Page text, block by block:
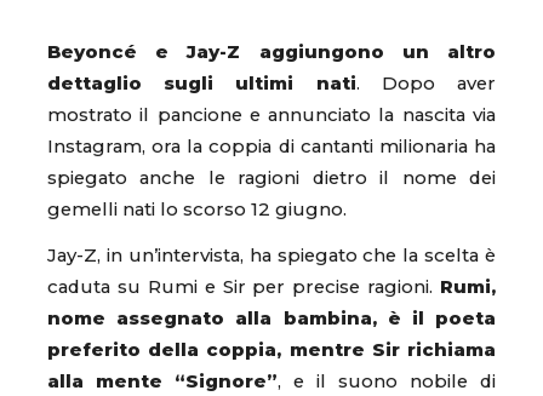
Beyoncé e Jay-Z aggiungono un altro
dettaglio sugli ultimi nati. Dopo aver
mostrato il pancione e annunciato la nascita via
Instagram, ora la coppia di cantanti milionaria ha
spiegato anche le ragioni dietro il nome dei
gemelli nati lo scorso 12 giugno.
Jay-Z, in un’intervista, ha spiegato che la scelta è
caduta su Rumi e Sir per precise ragioni. Rumi,
nome assegnato alla bambina, è il poeta
preferito della coppia, mentre Sir richiama
alla mente “Signore”, e il suono nobile di